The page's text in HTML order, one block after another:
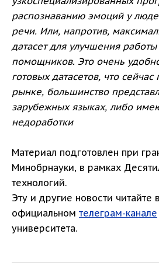
распознаванию эмоций у
речи. Или, напротив,
датасет для улучшения
помощников. Это очень
готовых датасетов, что
рынке, большинство
зарубежных языках, либо
недоработки
Материал подготовлен при
Минобрнауки, в рамках
технологий.
Эту и другие новости читайте в
официальном телеграм-канале
университета.